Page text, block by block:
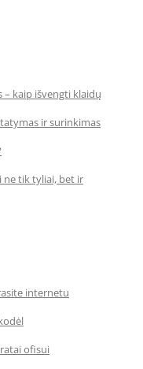
kaip išvengti klaidų
ir surinkimas
ne tik tyliai, bet ir
internetu
ofisui